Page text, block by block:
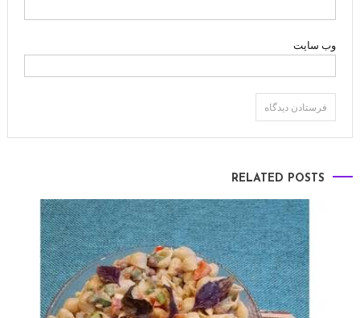
وب‌ سایت
RELATED POSTS